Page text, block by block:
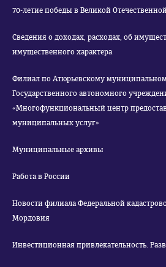
70-летие победы в Великой
Сведения о доходах, расходах, об
имущественного характера
Филиал по Атюрьевскому
Государственного автономного
«Многофункциональный центр
муниципальных услуг»
Муниципальные архивы
Работа в России
Новости филиала Федеральной
Мордовия
Инвестиционная привлекательность.